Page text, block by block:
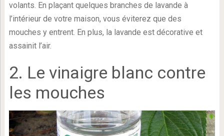
volants. En plaçant quelques branches de lavande à
l’intérieur de votre maison, vous éviterez que des
mouches y entrent. En plus, la lavande est décorative et
assainit l’air.
2. Le vinaigre blanc contre
les mouches